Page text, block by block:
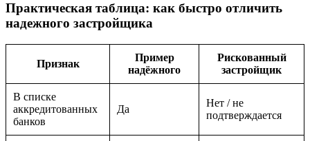
Практическая таблица: как быстро отличить
надежного застройщика
Признак
Пример
надёжного
Рискованный
застройщик
В списке
аккредитованных
банков
Да
Нет / не
подтверждается